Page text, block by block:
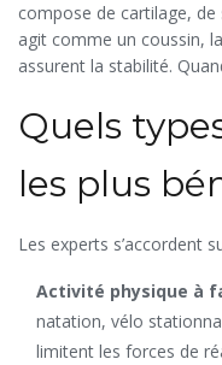
compose de cartilage,
agit comme un coussin,
assurent la stabilité.
l’inflammation voire des
entraînement adapté
renforce les muscles
diminue le risque de
Quels
les plus
Les experts s’accordent
Activité physique à
natation, vélo
limitent les forces de